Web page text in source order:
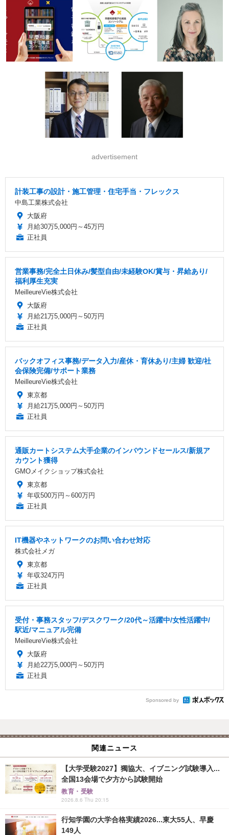
advertisement
計装工事の設計・施工管理・住宅手当・フレックス
中島工業株式会社
大阪府
月給30万5,000円～45万円
正社員
営業事務/完全土日休み/髪型自由/未経験OK/賞与・昇給あり/
福利厚生充実
MeilleureVie株式会社
大阪府
月給21万5,000円～50万円
正社員
バックオフィス事務/データ入力/産休・育休あり/主婦 歓迎/社
会保険完備/サポート業務
MeilleureVie株式会社
東京都
月給21万5,000円～50万円
正社員
通販カートシステム大手企業のインバウンドセールス/新規ア
カウント獲得
GMOメイクショップ株式会社
東京都
年収500万円～600万円
正社員
IT機器やネットワークのお問い合わせ対応
株式会社メガ
東京都
年収324万円
正社員
受付・事務スタッフ/デスクワーク/20代～活躍中/女性活躍中/
駅近/マニュアル完備
MeilleureVie株式会社
大阪府
月給22万5,000円～50万円
正社員
Sponsored by
関連ニュース
【大学受験2027】獨協大、イブニング試験導入...
全国13会場で夕方から試験開始
教育・受験
2026.8.6 Thu 20:15
行知学園の大学合格実績2026...東大55人、早慶
149人